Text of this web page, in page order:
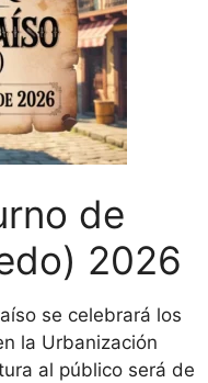
de
2026
se celebrará los
la Urbanización
al público será de